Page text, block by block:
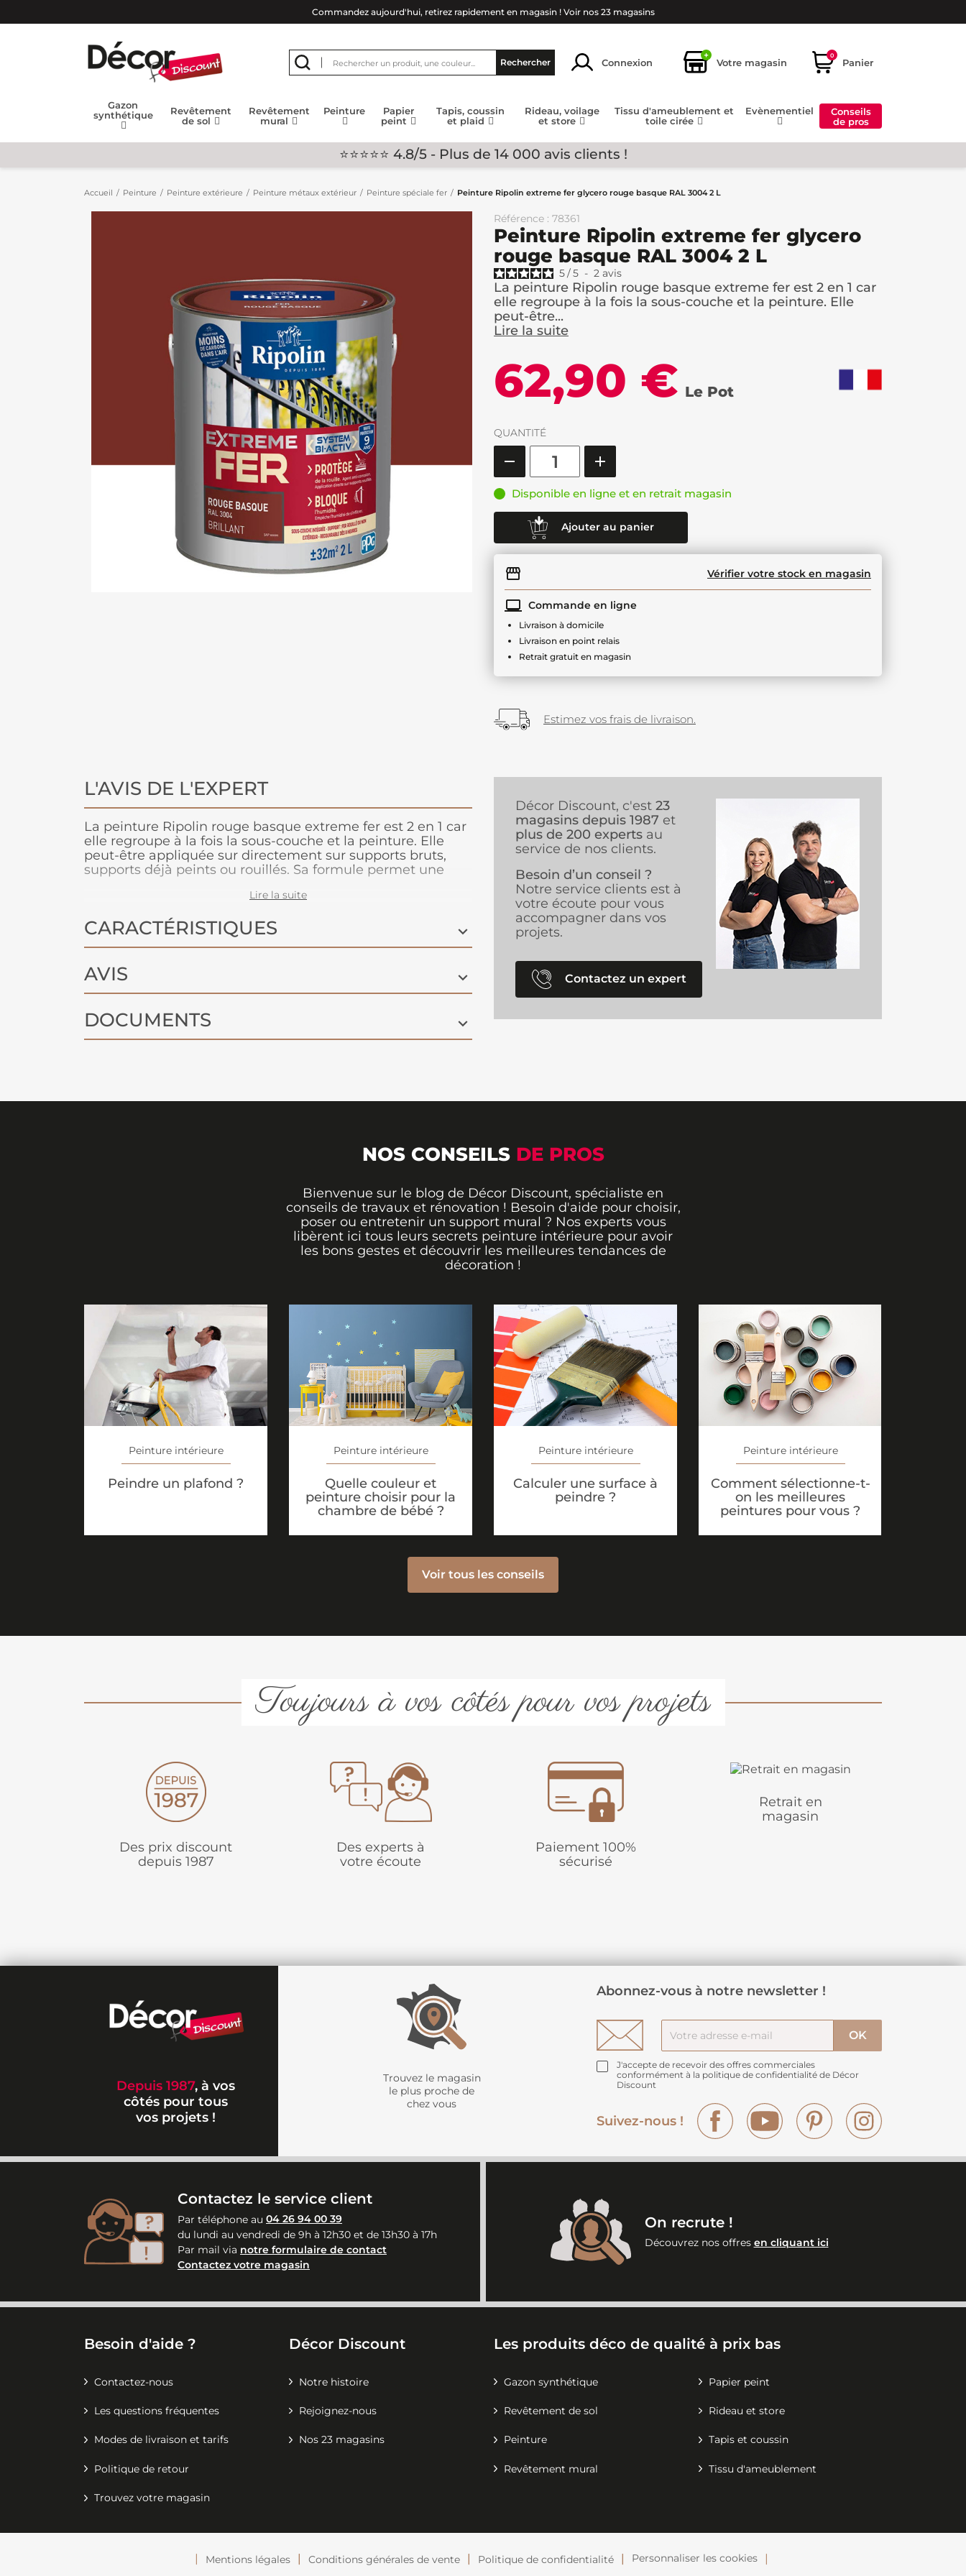
Commandez aujourd'hui, retirez rapidement en magasin ! Voir nos 23 magasins
Rechercher Connexion
+
Votre magasin
0
Panier
Gazon
synthétique
Revêtement
de sol
Revêtement
mural
Peinture
Papier
peint
Tapis, coussin
et plaid
Rideau, voilage
et store
Tissu d'ameublement et
toile cirée
Evènementiel
Conseils
de pros
⭐⭐⭐⭐⭐ 4.8/5 - Plus de 14 000 avis clients !
Accueil Peinture Peinture extérieure Peinture métaux extérieur Peinture spéciale fer Peinture Ripolin extreme fer glycero rouge basque RAL 3004 2 L
Référence : 78361
Peinture Ripolin extreme fer glycero
rouge basque RAL 3004 2 L
5/5 - 2 avis
La peinture Ripolin rouge basque extreme fer est 2 en 1 car
elle regroupe à la fois la sous-couche et la peinture. Elle
peut-être...
Lire la suite
62,90 € Le Pot
QUANTITÉ
Disponible en ligne et en retrait magasin
Ajouter au panier
Vérifier votre stock en magasin
Commande en ligne
Livraison à domicile
Livraison en point relais
Retrait gratuit en magasin
Estimez vos frais de livraison.
L'AVIS DE L'EXPERT
La peinture Ripolin rouge basque extreme fer est 2 en 1 car
elle regroupe à la fois la sous-couche et la peinture. Elle
peut-être appliquée sur directement sur supports bruts,
supports déjà peints ou rouillés. Sa formule permet une
anticorrosion et assure une excellente adhésion du support.
de la machine à teinter, pour vous offrir une couleur
unique. Garantie 7 ans.
Lire la suite
CARACTÉRISTIQUES
AVIS
DOCUMENTS
Décor Discount, c'est 23
magasins depuis 1987 et
plus de 200 experts au
service de nos clients.
Besoin d’un conseil ?
Notre service clients est à
votre écoute pour vous
accompagner dans vos
projets.
Contactez un expert
NOS CONSEILS DE PROS
Bienvenue sur le blog de Décor Discount, spécialiste en
conseils de travaux et rénovation ! Besoin d'aide pour choisir,
poser ou entretenir un support mural ? Nos experts vous
libèrent ici tous leurs secrets peinture intérieure pour avoir
les bons gestes et découvrir les meilleures tendances de
décoration !
Peinture intérieure
Peindre un plafond ?
Peinture intérieure
Quelle couleur et
peinture choisir pour la
chambre de bébé ?
Peinture intérieure
Calculer une surface à
peindre ?
Peinture intérieure
Comment sélectionne-t-
on les meilleures
peintures pour vous ?
Voir tous les conseils
Toujours à vos côtés pour vos projets
Des prix discount
depuis 1987
Des experts à
votre écoute
Paiement 100%
sécurisé
Retrait en
magasin
Depuis 1987, à vos
côtés pour tous
vos projets !
Trouvez le magasin
le plus proche de
chez vous
Abonnez-vous à notre newsletter !
J'accepte de recevoir des offres commerciales
conformément à la politique de confidentialité de Décor
Discount
Suivez-nous !
Facebook YouTube Pinterest
Contactez le service client
Par téléphone au 04 26 94 00 39
du lundi au vendredi de 9h à 12h30 et de 13h30 à 17h
Par mail via notre formulaire de contact
Contactez votre magasin
On recrute !
Découvrez nos offres en cliquant ici
Besoin d'aide ?
Contactez-nous
Les questions fréquentes
Modes de livraison et tarifs
Politique de retour
Trouvez votre magasin
Décor Discount
Notre histoire
Rejoignez-nous
Nos 23 magasins
Les produits déco de qualité à prix bas
Gazon synthétique Papier peint
Revêtement de sol Rideau et store
Peinture Tapis et coussin
Revêtement mural Tissu d'ameublement
Mentions légales Conditions générales de vente Politique de confidentialité Personnaliser les cookies